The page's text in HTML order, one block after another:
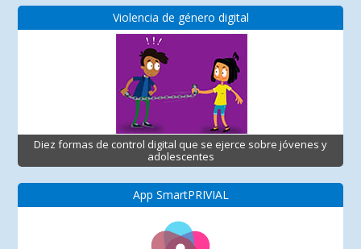
Violencia de género digital
Diez formas de control digital que se ejerce sobre jóvenes y
adolescentes
App SmartPRIVIAL